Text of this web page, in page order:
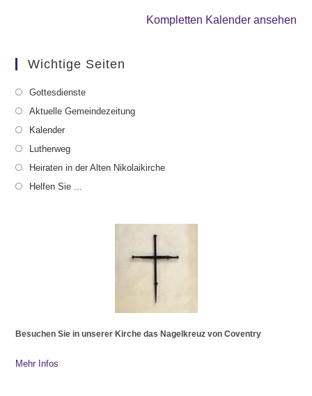
Kompletten Kalender ansehen
Wichtige Seiten
Gottesdienste
Aktuelle Gemeindezeitung
Kalender
Lutherweg
Heiraten in der Alten Nikolaikirche
Helfen Sie ...
Besuchen Sie in unserer Kirche das Nagelkreuz von Coventry
Mehr Infos